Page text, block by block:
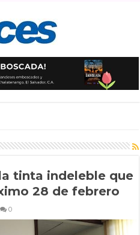
tinta indeleble que
28 de febrero
0